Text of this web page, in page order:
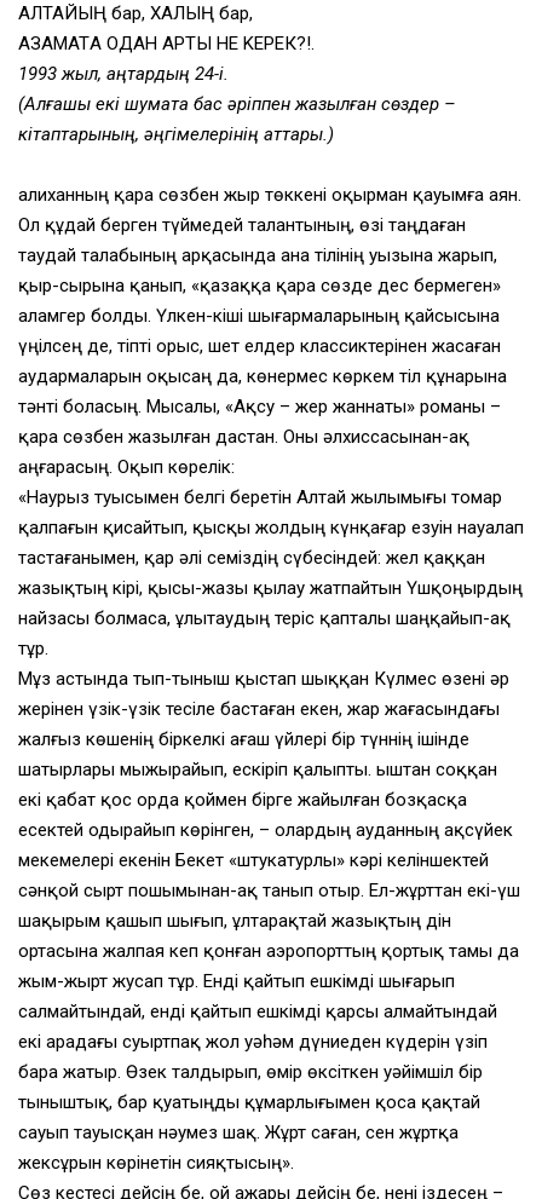
АЛТАЙЫҢ бар, ХАЛҚЫҢ бар,
АЗАМАТҚА ОДАН APTЫҚ НЕ KEPEК?!.
1993 жыл, қаңтардың 24-і.
(Алғашқы екі шумақта бас әріппен жазылған сөздер –
кітаптарының, әңгімелерінің аттары.)
Қалиханның қара сөзбен жыр төккені оқырман қауымға аян.
Ол құдай берген түймедей талантының, өзі таңдаған
таудай талабының арқасында ана тілінің уызына жарып,
қыр-сырына қанып, «қазаққа қара сөзде дес бермеген»
Қаламгер болды. Үлкен-кіші шығармаларының қайсысына
үңілсең де, тіпті орыс, шет елдер классиктерінен жасаған
аудармаларын оқысаң да, көнермес көркем тіл құнарына
тәнті боласың. Мысалы, «Ақсу – жер жаннаты» романы –
қара сөзбен жазылған дастан. Оны әлхиссасынан-ақ
аңғарасың. Оқып көрелік:
«Наурыз туысымен белгі беретін Алтай жылымығы томар
қалпағын қисайтып, қысқы жолдың күнқағар езуін науалап
тастағанымен, қар әлі семіздің сүбесіндей: жел қаққан
жазықтың кірі, қысы-жазы қылау жатпайтын Үшқоңырдың
найзасы болмаса, ұлытаудың теріс қапталы шаңқайып-ақ
тұр.
Мұз астында тып-тыныш қыстап шыққан Күлмес өзені әр
жерінен үзік-үзік тесіле бастаған екен, жар жағасындағы
жалғыз көшенің біркелкі ағаш үйлері бір түннің ішінде
шатырлары мыжырайып, ескіріп қалыпты. Қыштан соққан
екі қабат қос орда қоймен бірге жайылған бозқасқа
есектей одырайып көрінген, – олардың ауданның ақсүйек
мекемелері екенін Бекет «штукатурлы» кәрі келіншектей
сәнқой сырт пошымынан-ақ танып отыр. Ел-жұрттан екі-үш
шақырым қашып шығып, ұлтарақтай жазықтың дін
ортасына жалпая кеп қонған аэропорттың қортық тамы да
жым-жырт жусап тұр. Енді қайтып ешкімді шығарып
салмайтындай, енді қайтып ешкімді қарсы алмайтындай
екі арадағы суыртпақ жол уәһәм дүниеден күдерін үзіп
бара жатыр. Өзек талдырып, өмір өксіткен уәйімшіл бір
тыныштық, бар қуатыңды құмарлығымен қоса қақтай
сауып тауысқан нәумез шақ. Жұрт саған, сен жұртқа
жексұрын көрінетін сияқтысың».
Сөз кестесі дейсің бе, ой ажары дейсің бе, нені іздесең –